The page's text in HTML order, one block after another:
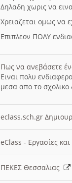
Δηλαδη χωρις να
Χρειαζεται ομως να
Επιπλεον ΠΟΛΥ
Πως να ανεβάσετε
Ειναι πολυ
μεσα απο το σχολικο
eclass.sch.gr
eClass - Εργασίες
ΠΕΚΕΣ Θεσσαλιας